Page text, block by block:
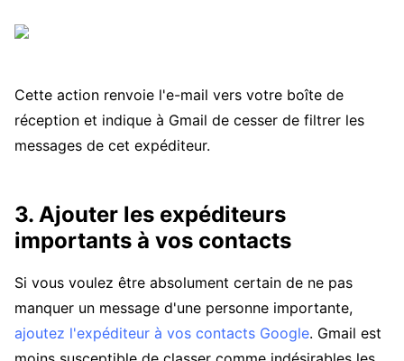
Cette action renvoie l'e-mail vers votre boîte de
réception et indique à Gmail de cesser de filtrer les
messages de cet expéditeur.
3. Ajouter les expéditeurs
importants à vos contacts
Si vous voulez être absolument certain de ne pas
manquer un message d'une personne importante,
ajoutez l'expéditeur à vos contacts Google. Gmail est